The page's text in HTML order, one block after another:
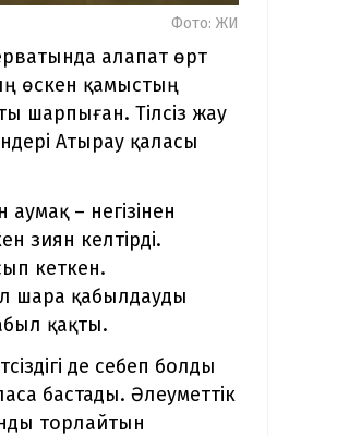
Фото: ЖИ
алапат өрт
өскен қамыстың
шарпыған. Тілсіз жау
Атырау қаласы
– негізінен
зиян келтірді.
кеткен.
шара қабылдауды
қақты.
де себеп болды
бастады. Әлеуметтік
торлайтын